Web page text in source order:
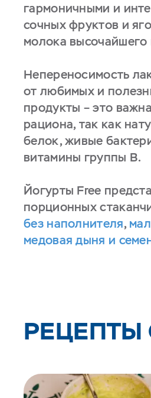
гармоничными и
сочных фруктов и
молока высочайшего
Непереносимость
от любимых и
продукты – это
рациона, так как
белок, живые
витамины группы В.
Йогурты Free
порционных
без наполнителя,
медовая дыня и
РЕЦЕПТЫ